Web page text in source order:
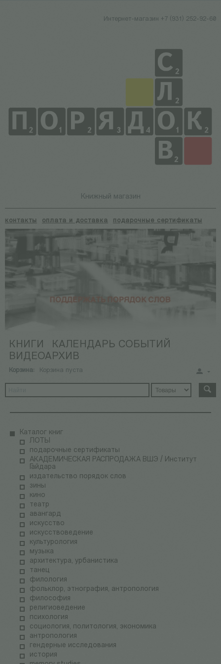
Интернет-магазин +7 (931) 252-92-60
Книжный магазин
контакты оплата и доставка подарочные сертификаты
КНИГИ
КАЛЕНДАРЬ СОБЫТИЙ
ВИДЕОАРХИВ
Корзина: Корзина пуста
Каталог книг
ЛОТЫ
подарочные сертификаты
АКАДЕМИЧЕСКАЯ РАСПРОДАЖА ВШЭ / Институт
Гайдара
издательство порядок слов
зины
кино
театр
авангард
искусство
искусствоведение
культурология
музыка
архитектура, урбанистика
танец
филология
фольклор, этнография, антропология
философия
религиоведение
психология
социология, политология, экономика
антропология
гендерные исследования
история